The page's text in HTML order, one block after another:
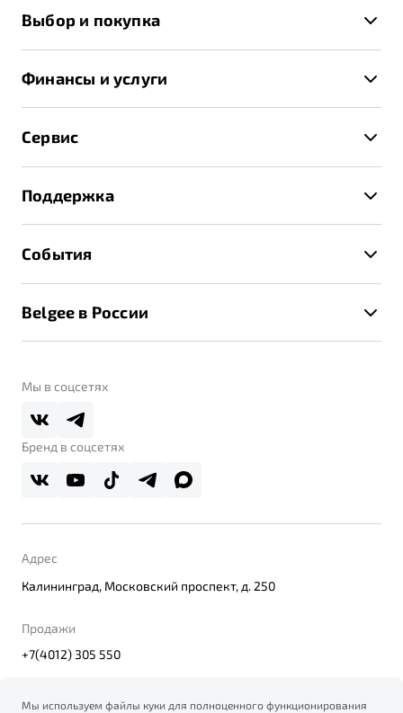
X70
Выбор и покупка
Записаться на тест-драйв
Получить предложение
Финансы и услуги
Страхование
Расчет КАСКО
Сервис
Техническое обслуживание
Калькулятор ТО
Поддержка
Помощь на дорогах
Belgee Линк
Belgee Плюс
Реферальная программа
События
Belgee в России
О дилерском центре
Правовая информация
Мы в соцсетях
Бренд в соцсетях
Адрес
Калининград, Московский проспект, д. 250
Продажи
+7(4012) 305 550
Мы используем файлы куки для полноценного функционирования